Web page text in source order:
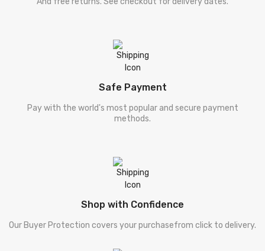
Safe Payment
Pay with the world's most popular and secure payment
methods.
Shop with Confidence
Our Buyer Protection covers your purchasefrom click to delivery.